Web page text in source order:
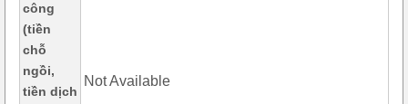
công
(tiền
chỗ
ngồi,
tiền dịch
Not Available